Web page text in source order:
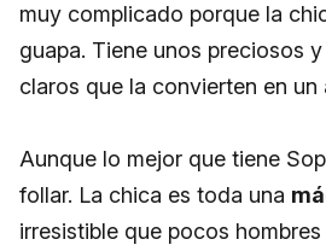
muy complicado porque la
guapa. Tiene unos preciosos
claros que la convierten en
Aunque lo mejor que tiene
follar. La chica es toda una
irresistible que pocos